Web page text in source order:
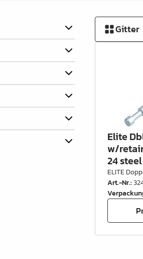
Gitter
Elite
w/
24
ELITE
Art.-Nr.: